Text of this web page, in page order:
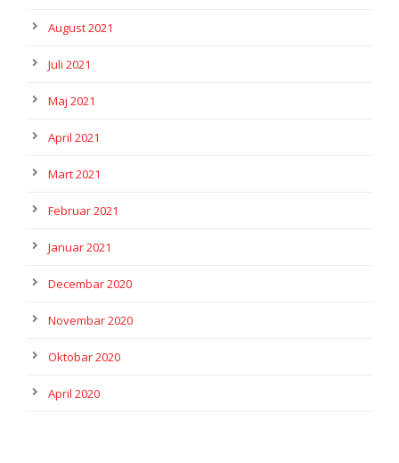
August 2021
Juli 2021
Maj 2021
April 2021
Mart 2021
Februar 2021
Januar 2021
Decembar 2020
Novembar 2020
Oktobar 2020
April 2020